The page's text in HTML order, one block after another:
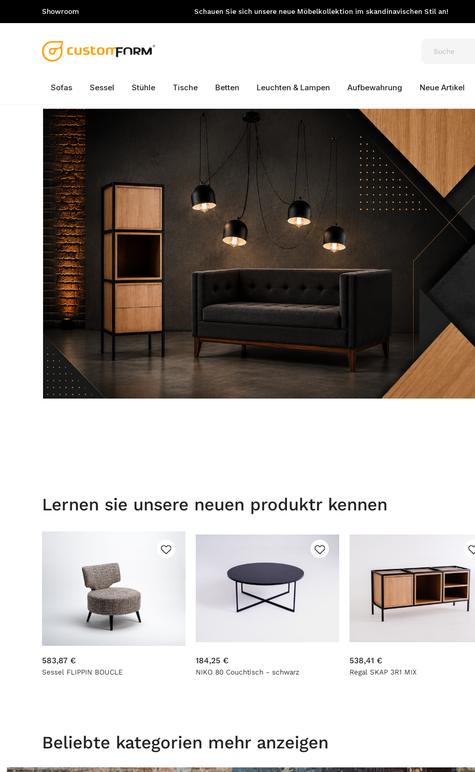
Showroom Schauen Sie sich unsere neue Möbelkollektion im skandinavischen Stil an!
Sofas Sessel Stühle Tische Betten Leuchten & Lampen Aufbewahrung Neue Artikel
Lernen sie unsere neuen produktr kennen
583,87 €
Sessel FLIPPIN BOUCLE
184,25 €
NIKO 80 Couchtisch - schwarz
538,41 €
Regal SKAP 3R1 MIX
Beliebte kategorien mehr anzeigen